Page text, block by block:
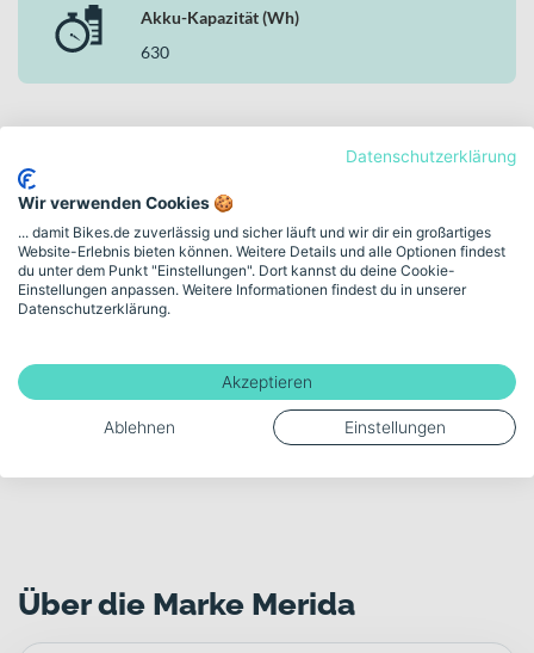
Akku-Kapazität (Wh)
630
We design. We test. We build.
Entdecke MERIDA in
ENGINEERED FOR EVERY RIDE – FROM TOUR TO RACE.
Zur MERIDA Markenwelt
Über die Marke Merida
Datenschutzerklärung
Wir verwenden Cookies 🍪
... damit Bikes.de zuverlässig und sicher läuft und wir dir ein großartiges
Website-Erlebnis bieten können. Weitere Details und alle Optionen findest
du unter dem Punkt "Einstellungen". Dort kannst du deine Cookie-
Einstellungen anpassen. Weitere Informationen findest du in unserer
Datenschutzerklärung.
Akzeptieren
Ablehnen Einstellungen